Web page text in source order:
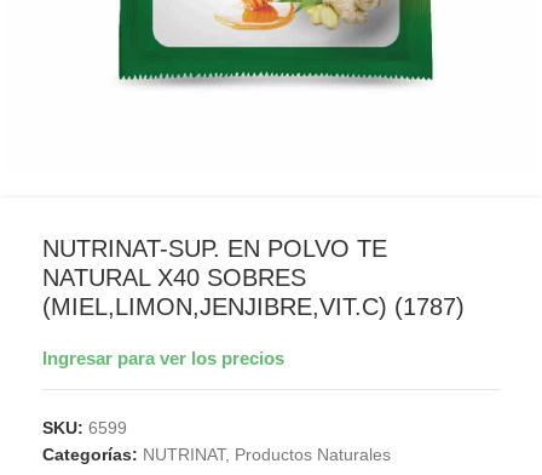
NUTRINAT-SUP. EN POLVO TE
NATURAL X40 SOBRES
(MIEL,LIMON,JENJIBRE,VIT.C) (1787)
Ingresar para ver los precios
SKU: 6599
Categorías: NUTRINAT, Productos Naturales